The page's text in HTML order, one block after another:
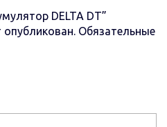
DELTA DT”
опубликован. Обязательные